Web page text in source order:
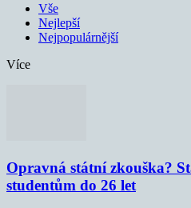
Vše
Nejlepší
Nejpopulárnější
Více
Opravná státní zkouška?
studentům do 26 let